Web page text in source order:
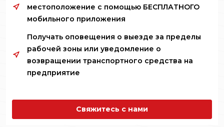
местоположение с помощью БЕСПЛАТНОГО
мобильного приложения
Получать оповещения о выезде за пределы
рабочей зоны или уведомление о
возвращении транспортного средства на
предприятие
Свяжитесь с нами